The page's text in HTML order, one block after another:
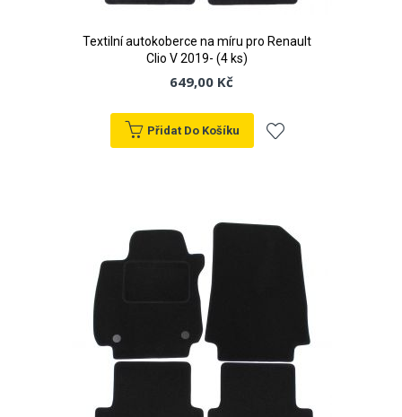
Textilní autokoberce na míru pro Renault
Clio V 2019- (4 ks)
649,00 Kč
Přidat Do Košíku
oblíbeným